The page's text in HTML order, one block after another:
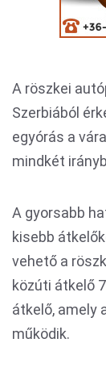
A röszkei
Szerbiából
egyórás a
mindkét
A gyorsabb
kisebb
vehető a
közúti átkelő
átkelő, amely
működik.